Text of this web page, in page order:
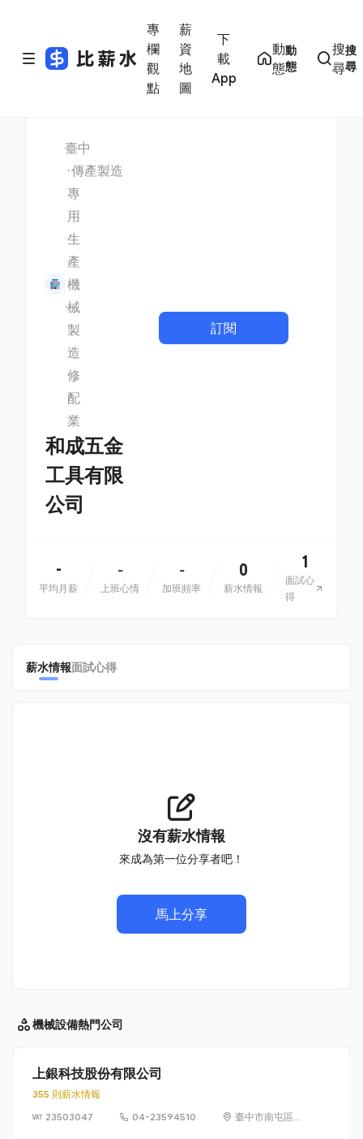
專
欄
觀
點
薪
資
地
圖
下
載
App
動
態
動
態
搜
尋
搜
尋
臺中
傳產製造
專
用
生
產
機
械
製
造
修
配
業
和成五金
工具有限
公司
訂閱
-
平均月薪
-
上班心情
-
加班頻率
0
薪水情報
1
面試心
得
薪水情報面試心得
沒有薪水情報
來成為第一位分享者吧！
馬上分享
機械設備熱門公司
上銀科技股份有限公司
355 則薪水情報
23503047
04-23594510
臺中市南屯區文